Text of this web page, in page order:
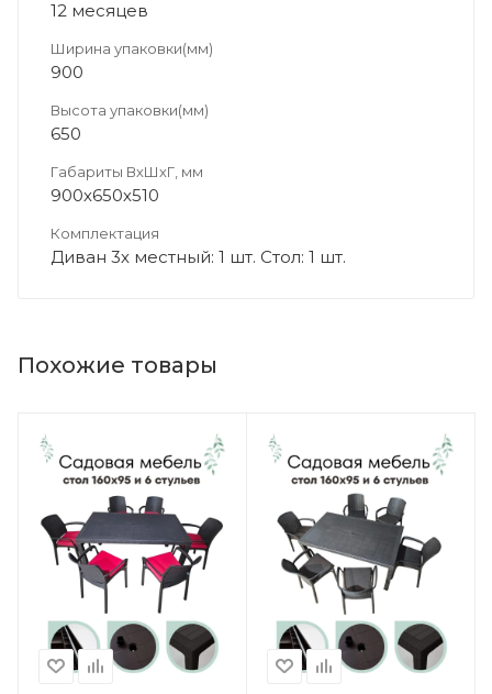
12 месяцев
Ширина упаковки(мм)
900
Высота упаковки(мм)
650
Габариты ВхШхГ, мм
900х650х510
Комплектация
Диван 3х местный: 1 шт. Стол: 1 шт.
Похожие товары